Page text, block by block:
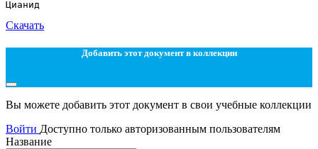
Скачать
Добавить этот документ в коллекции
Вы можете добавить этот документ в свои учебные коллекции
Войти Доступно только авторизованным пользователям
Название